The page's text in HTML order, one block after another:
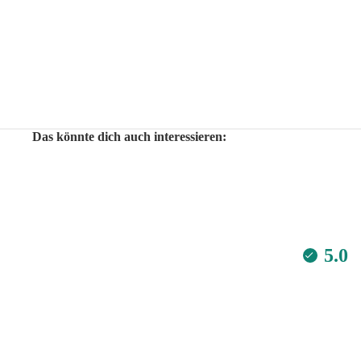
Das könnte dich auch interessieren:
5.0